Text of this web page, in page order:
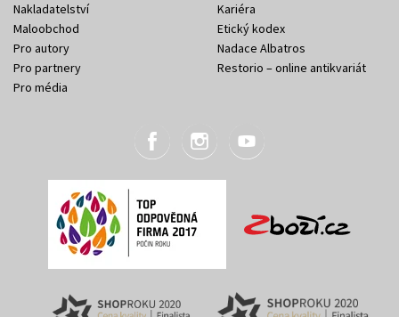
Nakladatelství
Maloobchod
Pro autory
Pro partnery
Pro média
Kariéra
Etický kodex
Nadace Albatros
Restorio – online antikvariát